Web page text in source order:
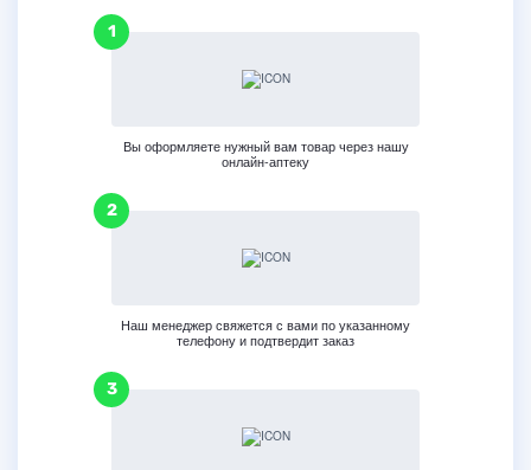
Вы оформляете нужный вам товар через нашу
онлайн-аптеку
Наш менеджер свяжется с вами по указанному
телефону и подтвердит заказ